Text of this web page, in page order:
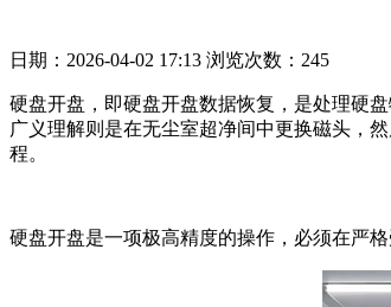
日期：2026-04-02 17:13 浏览次数： 245
硬盘开盘，即硬盘开盘数据恢复，是处理硬
广义理解则是在无尘室超净间中更换磁头，
程。
硬盘开盘是一项极高精度的操作，必须在严